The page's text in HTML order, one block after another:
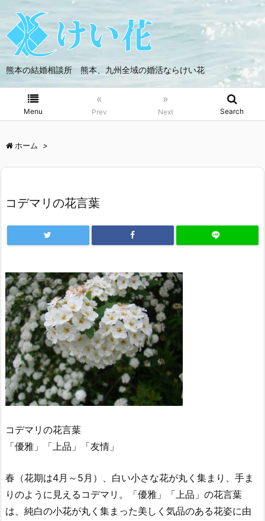
熊本の結婚相談所 熊本、九州全域の婚活ならけい花
Menu
«
Prev
»
Next Search
ホーム >
コデマリの花言葉
コデマリの花言葉
「優雅」「上品」「友情」
春（花期は4月～5月）、白い小さな花が丸く集まり、手ま
りのように見えるコデマリ。「優雅」「上品」の花言葉
は、純白の小花が丸く集まった美しく気品のある花姿に由